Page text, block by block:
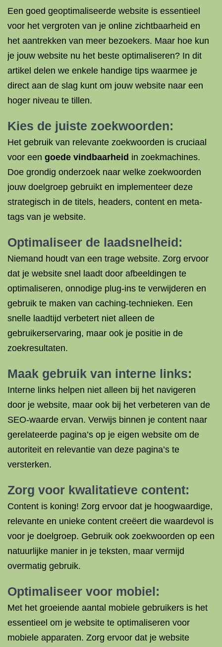
Een goed geoptimaliseerde website is essentieel
voor het vergroten van je online zichtbaarheid en
het aantrekken van meer bezoekers. Maar hoe kun
je jouw website nu het beste optimaliseren? In dit
artikel delen we enkele handige tips waarmee je
direct aan de slag kunt om jouw website naar een
hoger niveau te tillen.
Kies de juiste zoekwoorden:
Het gebruik van relevante zoekwoorden is cruciaal
voor een goede vindbaarheid in zoekmachines.
Doe grondig onderzoek naar welke zoekwoorden
jouw doelgroep gebruikt en implementeer deze
strategisch in de titels, headers, content en meta-
tags van je website.
Optimaliseer de laadsnelheid:
Niemand houdt van een trage website. Zorg ervoor
dat je website snel laadt door afbeeldingen te
optimaliseren, onnodige plug-ins te verwijderen en
gebruik te maken van caching-technieken. Een
snelle laadtijd verbetert niet alleen de
gebruikerservaring, maar ook je positie in de
zoekresultaten.
Maak gebruik van interne links:
Interne links helpen niet alleen bij het navigeren
door je website, maar ook bij het verbeteren van de
SEO-waarde ervan. Verwijs binnen je content naar
gerelateerde pagina’s op je eigen website om de
autoriteit en relevantie van deze pagina’s te
versterken.
Zorg voor kwalitatieve content:
Content is koning! Zorg ervoor dat je hoogwaardige,
relevante en unieke content creëert die waardevol is
voor je doelgroep. Gebruik ook zoekwoorden op een
natuurlijke manier in je teksten, maar vermijd
overmatig gebruik.
Optimaliseer voor mobiel:
Met het groeiende aantal mobiele gebruikers is het
essentieel om je website te optimaliseren voor
mobiele apparaten. Zorg ervoor dat je website